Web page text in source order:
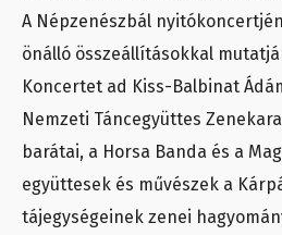
A Népzenészbál
önálló összeállításokkal
Koncertet ad Kiss-Balbinat
Nemzeti Táncegyüttes
barátai, a Horsa Banda és a
együttesek és művészek a
tájegységeinek zenei